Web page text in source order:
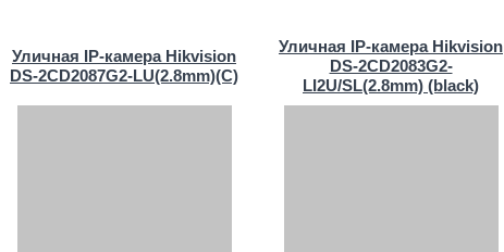
Уличная IP‑камера Hikvision
DS-2CD2087G2-LU(2.8mm)(C)
Уличная IP‑камера Hikvision
DS-2CD2083G2-
LI2U/SL(2.8mm) (black)